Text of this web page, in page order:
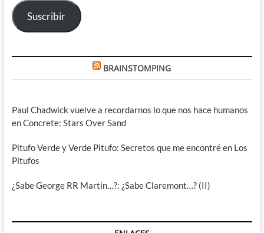
Suscribir
BRAINSTOMPING
Paul Chadwick vuelve a recordarnos lo que nos hace humanos
en Concrete: Stars Over Sand
Pitufo Verde y Verde Pitufo: Secretos que me encontré en Los
Pitufos
¿Sabe George RR Martin…?: ¿Sabe Claremont…? (II)